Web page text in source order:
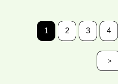
1 2 3 4
＞